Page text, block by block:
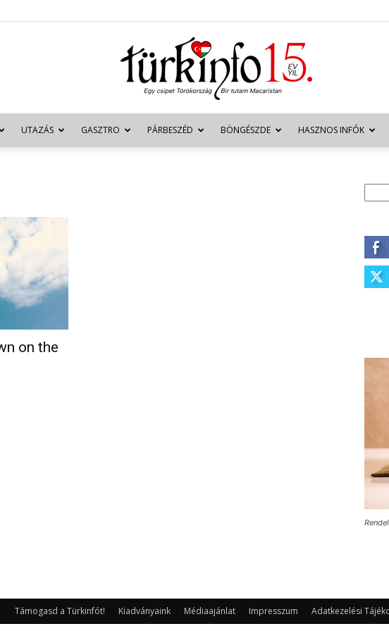
Türkinfo
UTAZÁS GASZTRO PÁRBESZÉD BÖNGÉSZDE HASZNOS INFÓK
on the
Támogasd a Türkinfót! Kiadványaink Médiaajánlat Impresszum Adatkezelési